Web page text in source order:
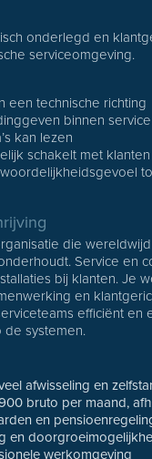
onderlegd en
serviceomgeving.
een technische richting
binnen
kan lezen
schakelt met
die
Service en
bij klanten. Je
en
efficiënt en
de systemen.
afwisseling en
bruto per maand,
en
en
werkomgeving